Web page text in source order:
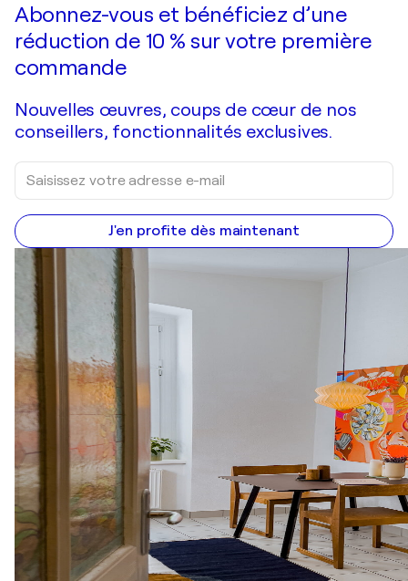
Abonnez-vous et bénéficiez d’une
réduction de 10 % sur votre première
commande
Nouvelles œuvres, coups de cœur de nos
conseillers, fonctionnalités exclusives.
J'en profite dès maintenant